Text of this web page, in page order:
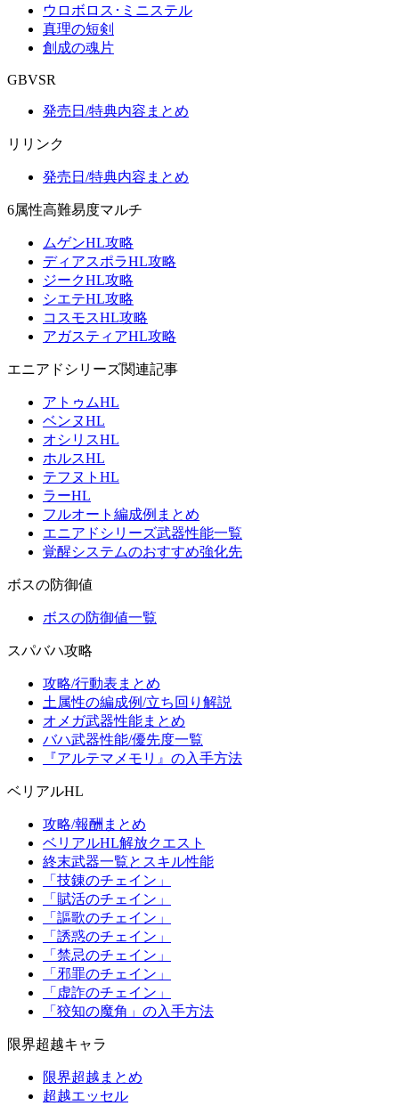
ウロボロス･ミニステル
真理の短剣
創成の魂片
GBVSR
発売日/特典内容まとめ
リリンク
発売日/特典内容まとめ
6属性高難易度マルチ
ムゲンHL攻略
ディアスポラHL攻略
ジークHL攻略
シエテHL攻略
コスモスHL攻略
アガスティアHL攻略
エニアドシリーズ関連記事
アトゥムHL
ベンヌHL
オシリスHL
ホルスHL
テフヌトHL
ラーHL
フルオート編成例まとめ
エニアドシリーズ武器性能一覧
覚醒システムのおすすめ強化先
ボスの防御値
ボスの防御値一覧
スパバハ攻略
攻略/行動表まとめ
土属性の編成例/立ち回り解説
オメガ武器性能まとめ
バハ武器性能/優先度一覧
『アルテマメモリ』の入手方法
ベリアルHL
攻略/報酬まとめ
ベリアルHL解放クエスト
終末武器一覧とスキル性能
「技錬のチェイン」
「賦活のチェイン」
「謳歌のチェイン」
「誘惑のチェイン」
「禁忌のチェイン」
「邪罪のチェイン」
「虚詐のチェイン」
「狡知の魔角」の入手方法
限界超越キャラ
限界超越まとめ
超越エッセル